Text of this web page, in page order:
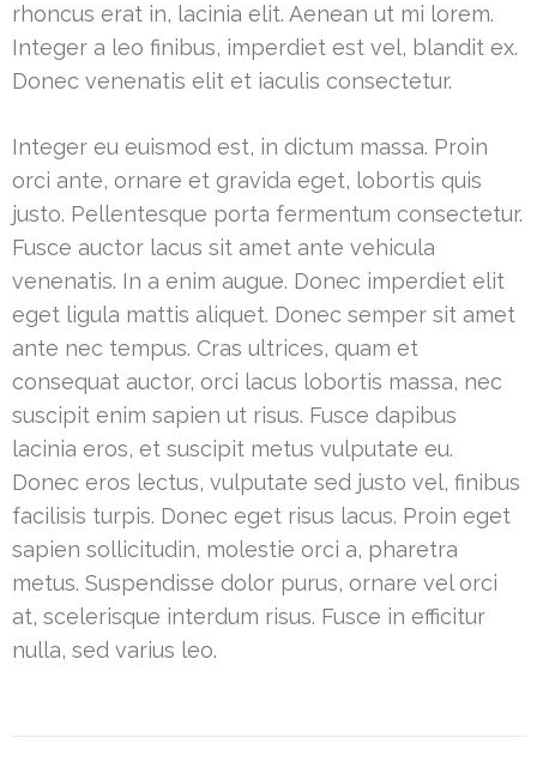
rhoncus erat in, lacinia elit. Aenean ut mi lorem.
Integer a leo finibus, imperdiet est vel, blandit ex.
Donec venenatis elit et iaculis consectetur.
Integer eu euismod est, in dictum massa. Proin
orci ante, ornare et gravida eget, lobortis quis
justo. Pellentesque porta fermentum consectetur.
Fusce auctor lacus sit amet ante vehicula
venenatis. In a enim augue. Donec imperdiet elit
eget ligula mattis aliquet. Donec semper sit amet
ante nec tempus. Cras ultrices, quam et
consequat auctor, orci lacus lobortis massa, nec
suscipit enim sapien ut risus. Fusce dapibus
lacinia eros, et suscipit metus vulputate eu.
Donec eros lectus, vulputate sed justo vel, finibus
facilisis turpis. Donec eget risus lacus. Proin eget
sapien sollicitudin, molestie orci a, pharetra
metus. Suspendisse dolor purus, ornare vel orci
at, scelerisque interdum risus. Fusce in efficitur
nulla, sed varius leo.